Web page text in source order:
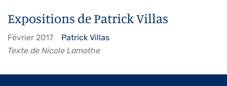
Expositions de Patrick Villas
Février 2017
Patrick Villas
Texte de Nicole Lamothe